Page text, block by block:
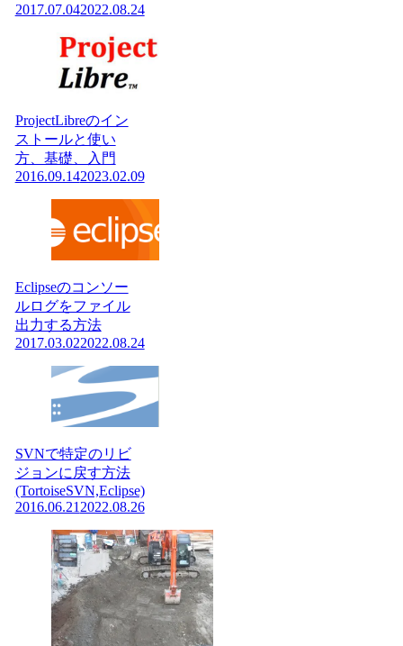
2017.07.042022.08.24
ProjectLibreのイン
ストールと使い
方、基礎、入門
2016.09.142023.02.09
Eclipseのコンソー
ルログをファイル
出力する方法
2017.03.022022.08.24
SVNで特定のリビ
ジョンに戻す方法
(TortoiseSVN,Eclipse)
2016.06.21 2022.08.26